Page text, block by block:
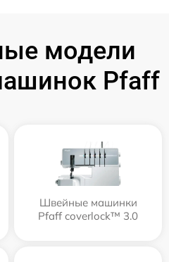
модели
Pfaff
Швейные машинки
Pfaff coverlock™ 3.0